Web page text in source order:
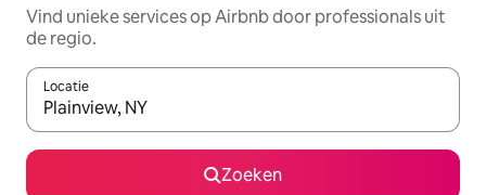
Vind unieke services op Airbnb door professionals uit
de regio.
Locatie
Wanneer er suggesties beschikbaar zijn, maak je een keuze
Zoeken